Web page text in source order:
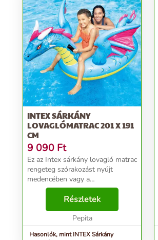
INTEX SÁRKÁNY
LOVAGLÓMATRAC 201 X 191
CM
9 090 Ft
Ez az Intex sárkány lovagló matrac
rengeteg szórakozást nyújt
medencében vagy a
tóban! Vinilből készült, felfújható
motoros erős és tartós. A
lovaglómatrac nagy teherbírású
kapaszkodókkal és két légka...
Részletek
Pepita
Hasonlók, mint INTEX Sárkány